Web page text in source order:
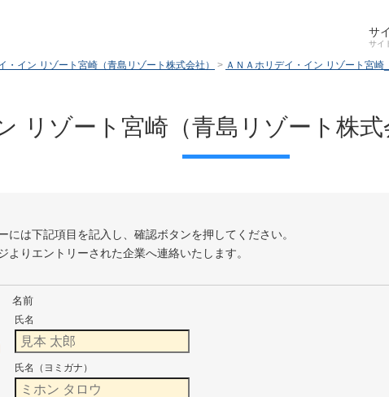
サ
・イン リゾート宮崎（青島リゾート株式会社） > ＡＮＡホリデイ・イン リゾート宮崎
リゾート宮崎（青島リゾート株
には下記項目を記入し、確認ボタンを押してください。
よりエントリーされた企業へ連絡いたします。
名前
氏名
氏名（ヨミガナ）